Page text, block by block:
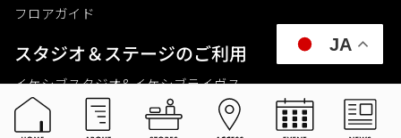
フロアガイド
スタジオ＆ステージのご利⽤
イケシブスタジオ& イケシブライヴス
お買いものをする
JA